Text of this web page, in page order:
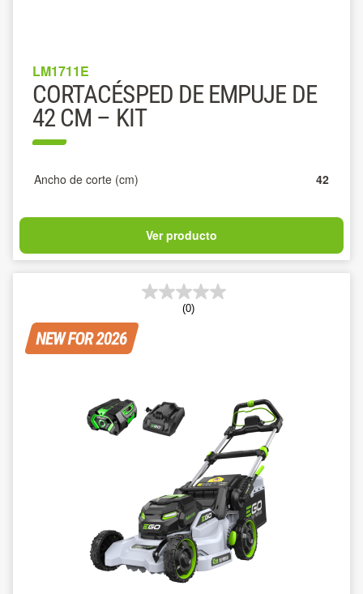
LM1711E
CORTACÉSPED DE EMPUJE DE
42 CM – KIT
Ancho de corte (cm) 42
Ver producto
(0)